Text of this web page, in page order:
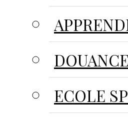
ECOLE